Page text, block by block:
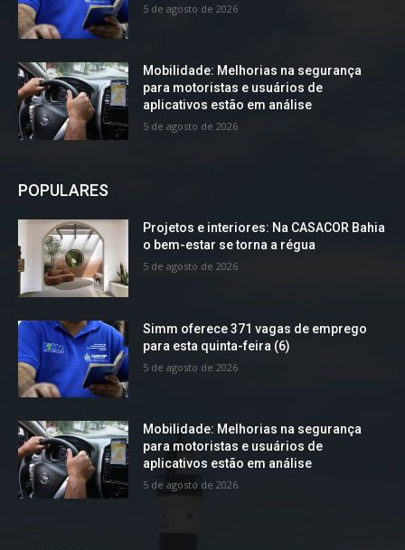
5 de agosto de 2026
Mobilidade: Melhorias na segurança
para motoristas e usuários de
aplicativos estão em análise
5 de agosto de 2026
POPULARES
Projetos e interiores: Na CASACOR Bahia
o bem-estar se torna a régua
5 de agosto de 2026
Simm oferece 371 vagas de emprego
para esta quinta-feira (6)
5 de agosto de 2026
Mobilidade: Melhorias na segurança
para motoristas e usuários de
aplicativos estão em análise
5 de agosto de 2026